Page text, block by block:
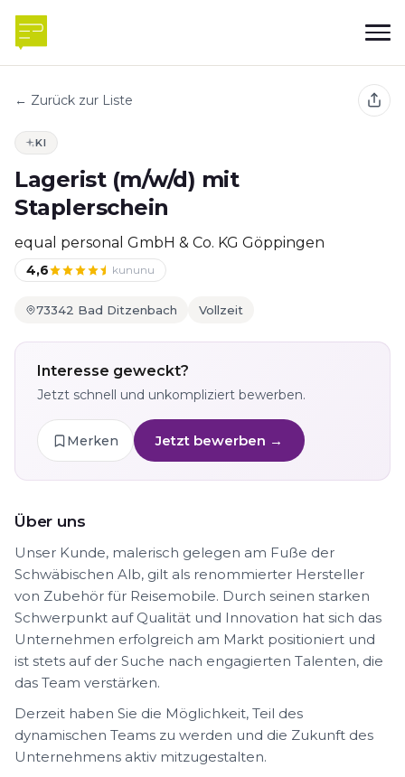
← Zurück zur Liste
KI
Lagerist (m/w/d) mit
Staplerschein
equal personal GmbH & Co. KG Göppingen
4,6 kununu
73342 Bad Ditzenbach Vollzeit
Interesse geweckt?
Jetzt schnell und unkompliziert bewerben.
Merken Jetzt bewerben →
Über uns
Unser Kunde, malerisch gelegen am Fuße der
Schwäbischen Alb, gilt als renommierter Hersteller
von Zubehör für Reisemobile. Durch seinen starken
Schwerpunkt auf Qualität und Innovation hat sich das
Unternehmen erfolgreich am Markt positioniert und
ist stets auf der Suche nach engagierten Talenten, die
das Team verstärken.
Derzeit haben Sie die Möglichkeit, Teil des
dynamischen Teams zu werden und die Zukunft des
Unternehmens aktiv mitzugestalten.